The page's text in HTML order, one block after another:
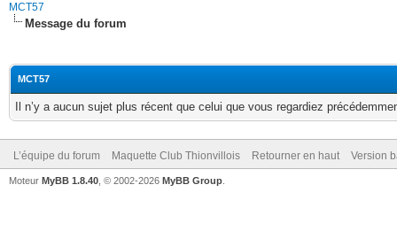
MCT57
Message du forum
MCT57
Il n’y a aucun sujet plus récent que celui que vous regardiez
L’équipe du forum Maquette Club Thionvillois Retourner en haut Version
Moteur MyBB 1.8.40 , © 2002-2026 MyBB Group